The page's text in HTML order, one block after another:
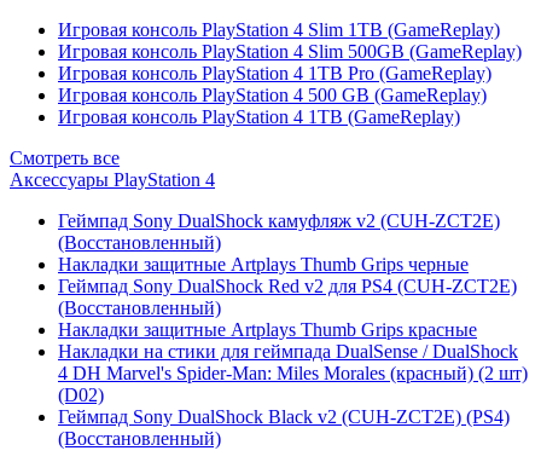
Игровая консоль PlayStation 4 Slim 1TB (GameReplay)
Игровая консоль PlayStation 4 Slim 500GB (GameReplay)
Игровая консоль PlayStation 4 1TB Pro (GameReplay)
Игровая консоль PlayStation 4 500 GB (GameReplay)
Игровая консоль PlayStation 4 1TB (GameReplay)
Смотреть все
Аксессуары PlayStation 4
Геймпад Sony DualShock камуфляж v2 (CUH-ZCT2E)
(Восстановленный)
Накладки защитные Artplays Thumb Grips черные
Геймпад Sony DualShock Red v2 для PS4 (CUH-ZCT2E)
(Восстановленный)
Накладки защитные Artplays Thumb Grips красные
Накладки на стики для геймпада DualSense / DualShock
4 DH Marvel's Spider-Man: Miles Morales (красный) (2 шт)
(D02)
Геймпад Sony DualShock Black v2 (CUH-ZCT2E) (PS4)
(Восстановленный)